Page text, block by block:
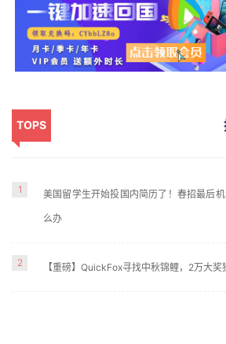
TOPS
1 美国留学生开始投国内简历了！春招最后
么办
2 【重磅】QuickFox寻找中秋锦鲤，2万大奖